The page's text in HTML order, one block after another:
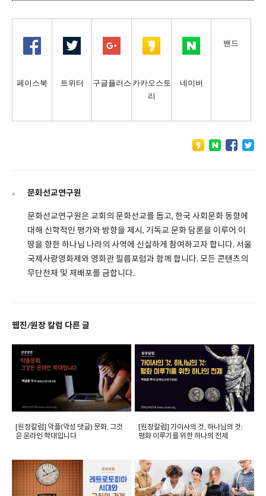
페이스북 트위터 구글플러스 카카오스토
리
네이버
밴드
문화선교연구원
문화선교연구원은 교회의 문화선교를 돕고, 한국 사회문화 동향에
대해 신학적인 평가와 방향을 제시, 기독교 문화 담론을 이루어 이
땅을 향한 하나님 나라의 사역에 신실하게 참여하고자 합니다. 서울
국제사랑영화제와 영화관 필름포럼과 함께 합니다. 모든 콘텐츠의
무단전재 및 재배포를 금합니다.
웹진/원장 칼럼 다른 글
[원장칼럼] 악플(악성 댓글) 문화, 그것
은 온라인 학대입니다
[원장칼럼] 가이사의 것, 하나님의 것:
평화 이루기를 위한 하나의 전제